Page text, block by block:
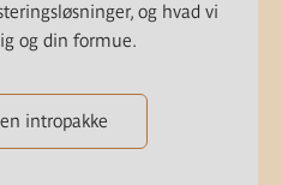
og hvad vi
og din formue.
intropakke